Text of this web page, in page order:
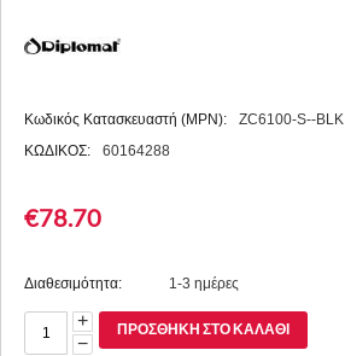
Κωδικός Κατασκευαστή (MPN):
ZC6100-S--BLK
ΚΩΔΙΚΟΣ:
60164288
€78.70
Διαθεσιμότητα: 1-3 ημέρες
+
−
ΠΡΟΣΘΉΚΗ ΣΤΟ ΚΑΛΆΘΙ